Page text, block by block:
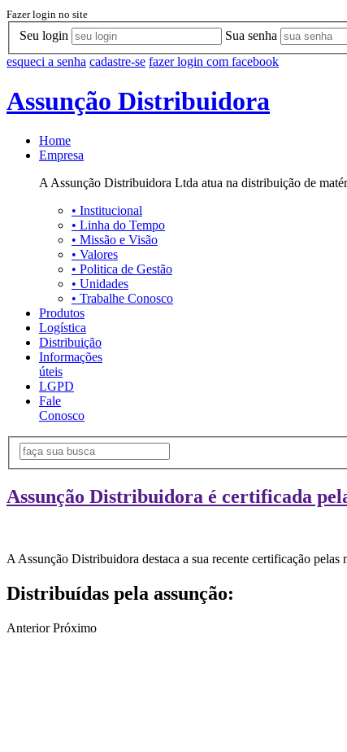
Fazer login no site
Seu login Sua senha
esqueci a senha cadastre-se fazer login com facebook
Assunção Distribuidora
Home
Empresa
A Assunção Distribuidora Ltda atua na distribuição de
• Institucional
• Linha do Tempo
• Missão e Visão
• Valores
• Politica de Gestão
• Unidades
• Trabalhe Conosco
Produtos
Logística
Distribuição
Informações
úteis
LGPD
Fale
Conosco
Assunção Distribuidora é certificada
A Assunção Distribuidora destaca a sua recente certificação
Distribuídas pela assunção:
Anterior Próximo